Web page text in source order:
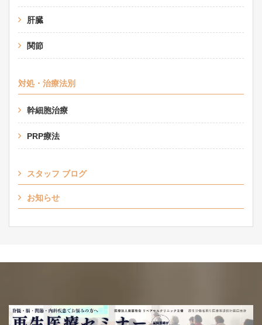
肝臓
関節
対処・治療法別
幹細胞治療
PRP療法
スタッフ ブログ
お知らせ